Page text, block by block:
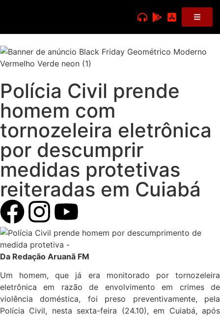
Polícia Civil prende
homem com
tornozeleira eletrônica
por descumprir
medidas protetivas
reiteradas em Cuiabá
Da Redação Aruanã FM
Um homem, que já era monitorado por tornozeleira
eletrônica em razão de envolvimento em crimes de
violência doméstica, foi preso preventivamente, pela
Polícia Civil, nesta sexta-feira (24.10), em Cuiabá, após